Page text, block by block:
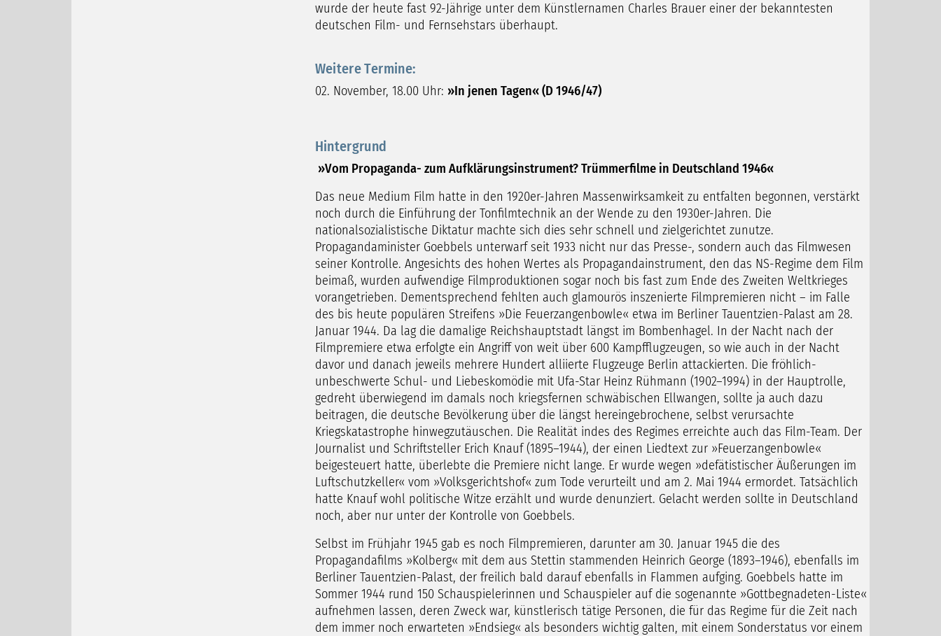
wurde der heute fast 92-Jährige unter dem Künstlernamen Charles Brauer einer der bekanntesten
deutschen Film- und Fernsehstars überhaupt.
Weitere Termine:
02. November, 18.00 Uhr: »In jenen Tagen« (D 1946/47)
Hintergrund
»Vom Propaganda- zum Aufklärungsinstrument? Trümmerfilme in Deutschland 1946«
Das neue Medium Film hatte in den 1920er-Jahren Massenwirksamkeit zu entfalten begonnen, verstärkt
noch durch die Einführung der Tonfilmtechnik an der Wende zu den 1930er-Jahren. Die
nationalsozialistische Diktatur machte sich dies sehr schnell und zielgerichtet zunutze.
Propagandaminister Goebbels unterwarf seit 1933 nicht nur das Presse-, sondern auch das Filmwesen
seiner Kontrolle. Angesichts des hohen Wertes als Propagandainstrument, den das NS-Regime dem Film
beimaß, wurden aufwendige Filmproduktionen sogar noch bis fast zum Ende des Zweiten Weltkrieges
vorangetrieben. Dementsprechend fehlten auch glamourös inszenierte Filmpremieren nicht – im Falle
des bis heute populären Streifens »Die Feuerzangenbowle« etwa im Berliner Tauentzien-Palast am 28.
Januar 1944. Da lag die damalige Reichshauptstadt längst im Bombenhagel. In der Nacht nach der
Filmpremiere etwa erfolgte ein Angriff von weit über 600 Kampfflugzeugen, so wie auch in der Nacht
davor und danach jeweils mehrere Hundert alliierte Flugzeuge Berlin attackierten. Die fröhlich-
unbeschwerte Schul- und Liebeskomödie mit Ufa-Star Heinz Rühmann (1902–1994) in der Hauptrolle,
gedreht überwiegend im damals noch kriegsfernen schwäbischen Ellwangen, sollte ja auch dazu
beitragen, die deutsche Bevölkerung über die längst hereingebrochene, selbst verursachte
Kriegskatastrophe hinwegzutäuschen. Die Realität indes des Regimes erreichte auch das Film-Team. Der
Journalist und Schriftsteller Erich Knauf (1895–1944), der einen Liedtext zur »Feuerzangenbowle«
beigesteuert hatte, überlebte die Premiere nicht lange. Er wurde wegen »defätistischer Äußerungen im
Luftschutzkeller« vom »Volksgerichtshof« zum Tode verurteilt und am 2. Mai 1944 ermordet. Tatsächlich
hatte Knauf wohl politische Witze erzählt und wurde denunziert. Gelacht werden sollte in Deutschland
noch, aber nur unter der Kontrolle von Goebbels.
Selbst im Frühjahr 1945 gab es noch Filmpremieren, darunter am 30. Januar 1945 die des
Propagandafilms »Kolberg« mit dem aus Stettin stammenden Heinrich George (1893–1946), ebenfalls im
Berliner Tauentzien-Palast, der freilich bald darauf ebenfalls in Flammen aufging. Goebbels hatte im
Sommer 1944 rund 150 Schauspielerinnen und Schauspieler auf die sogenannte »Gottbegnadeten-Liste«
aufnehmen lassen, deren Zweck war, künstlerisch tätige Personen, die für das Regime für die Zeit nach
dem immer noch erwarteten »Endsieg« als besonders wichtig galten, mit einem Sonderstatus vor einem